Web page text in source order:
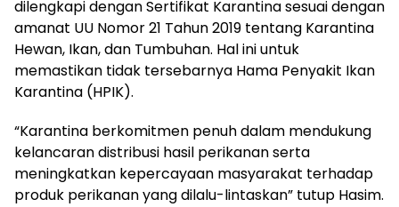
dilengkapi dengan Sertifikat Karantina sesuai dengan
amanat UU Nomor 21 Tahun 2019 tentang Karantina
Hewan, Ikan, dan Tumbuhan. Hal ini untuk
memastikan tidak tersebarnya Hama Penyakit Ikan
Karantina (HPIK).
“Karantina berkomitmen penuh dalam mendukung
kelancaran distribusi hasil perikanan serta
meningkatkan kepercayaan masyarakat terhadap
produk perikanan yang dilalu-lintaskan” tutup Hasim.